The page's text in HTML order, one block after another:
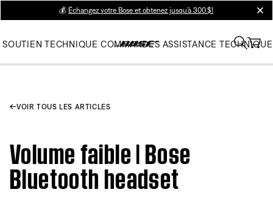
💰 Échangez votre Bose et obtenez jusqu’à 300 $!
SOUTIEN TECHNIQUE COMMANDES ASSISTANCE TECHNIQUE
VOIR TOUS LES ARTICLES
Volume faible | Bose
Bluetooth headset